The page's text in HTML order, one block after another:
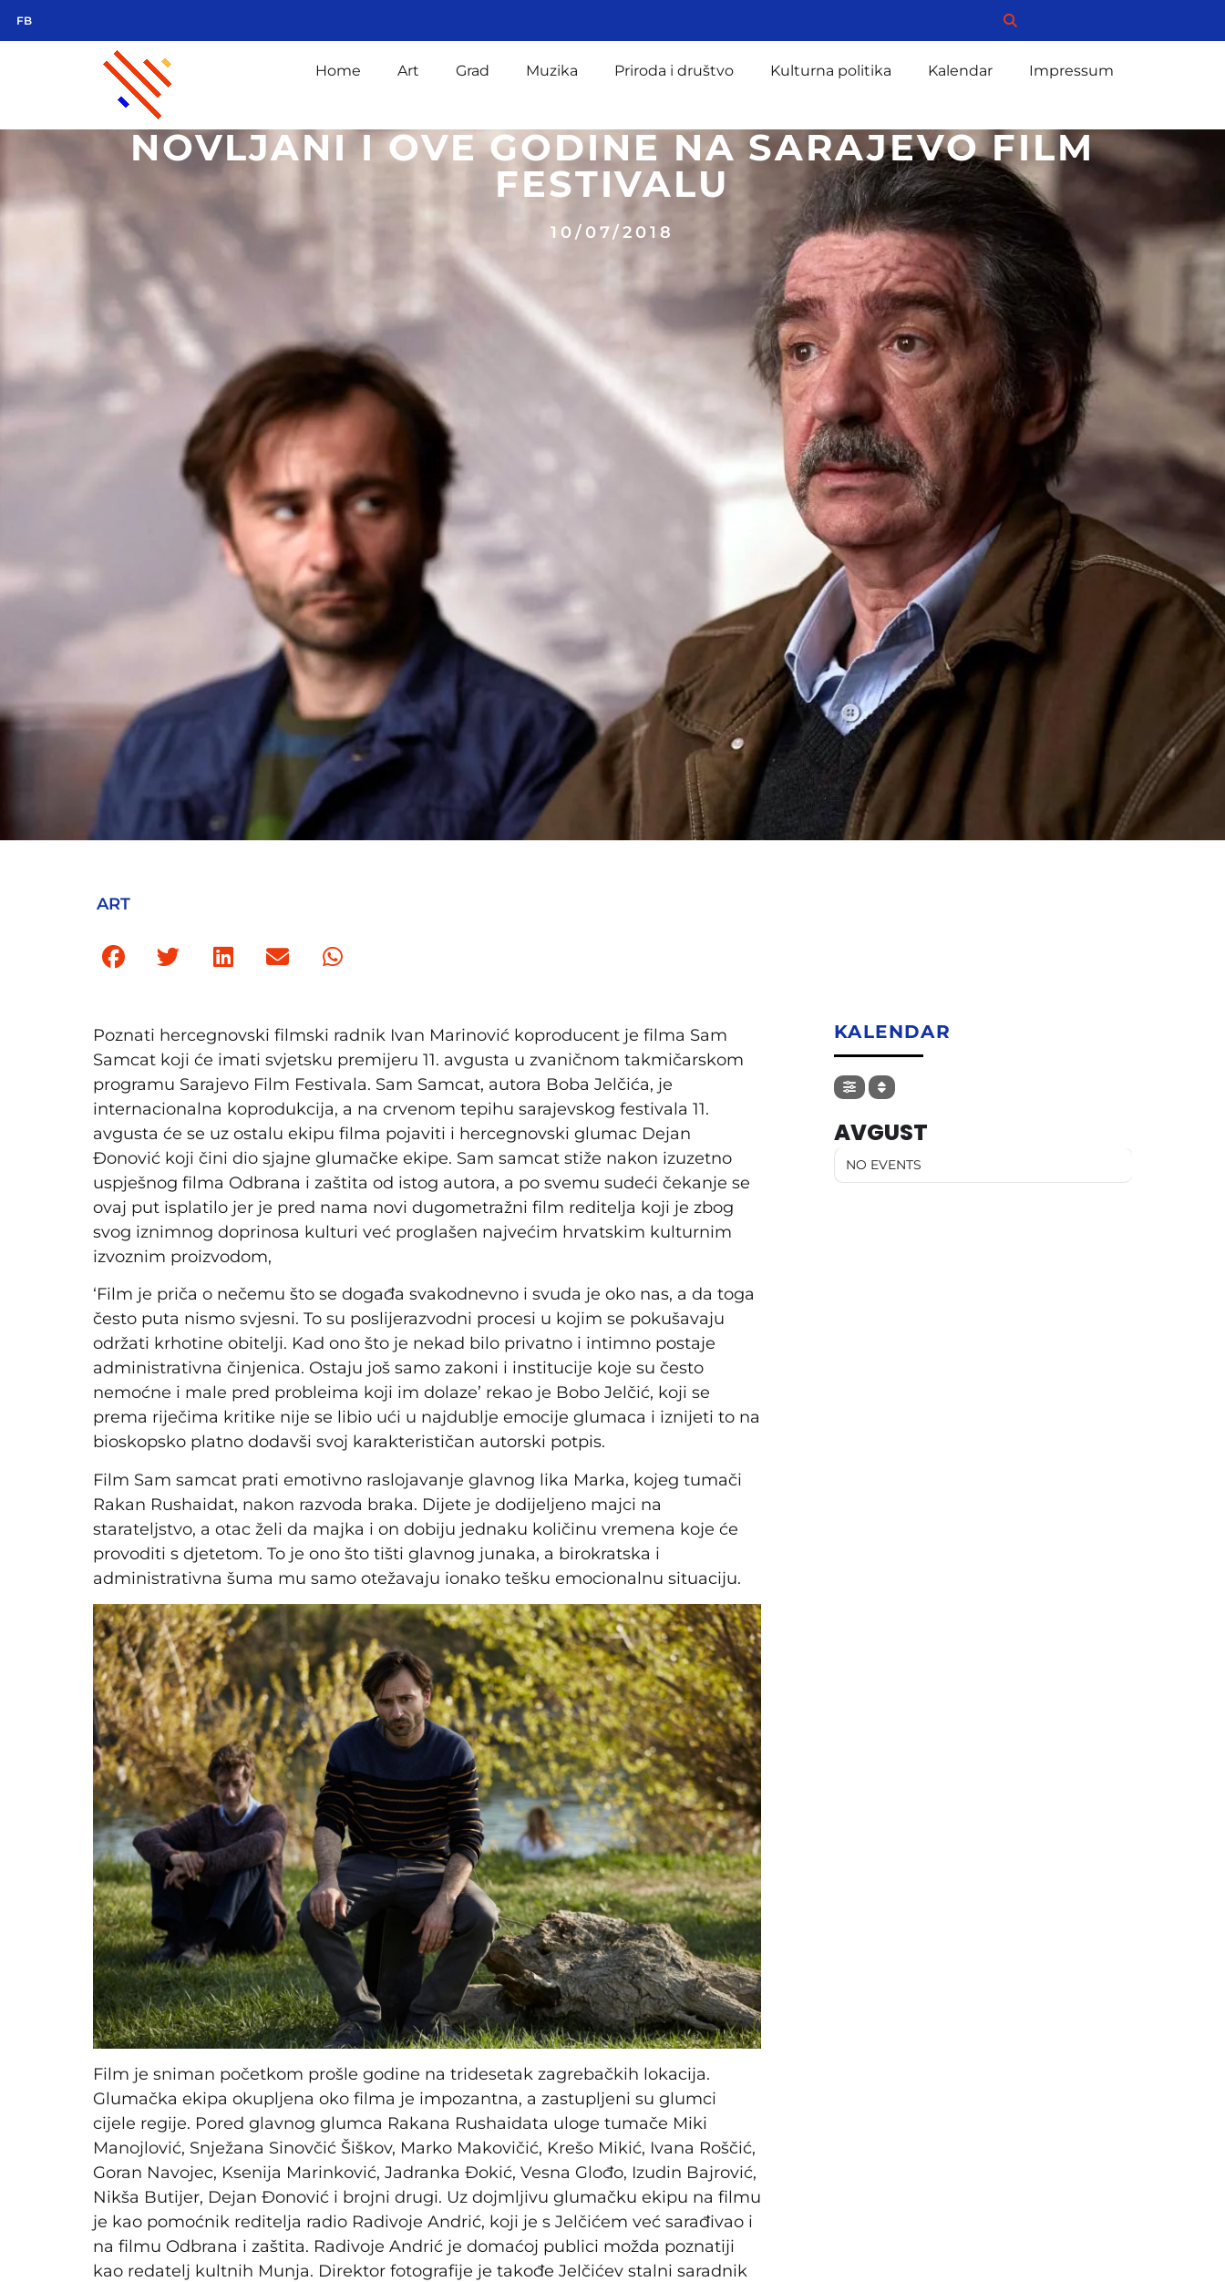
FB
Home Art Grad Muzika Priroda i društvo Kulturna politika Kalendar Impressum
NOVLJANI I OVE GODINE NA SARAJEVO FILM
FESTIVALU
10/07/2018
ART
Poznati hercegnovski filmski radnik Ivan Marinović koproducent je filma Sam
Samcat koji će imati svjetsku premijeru 11. avgusta u zvaničnom takmičarskom
programu Sarajevo Film Festivala. Sam Samcat, autora Boba Jelčića, je
internacionalna koprodukcija, a na crvenom tepihu sarajevskog festivala 11.
avgusta će se uz ostalu ekipu filma pojaviti i hercegnovski glumac Dejan
Đonović koji čini dio sjajne glumačke ekipe. Sam samcat stiže nakon izuzetno
uspješnog filma Odbrana i zaštita od istog autora, a po svemu sudeći čekanje se
ovaj put isplatilo jer je pred nama novi dugometražni film reditelja koji je zbog
svog iznimnog doprinosa kulturi već proglašen najvećim hrvatskim kulturnim
izvoznim proizvodom,
‘Film je priča o nečemu što se događa svakodnevno i svuda je oko nas, a da toga
često puta nismo svjesni. To su poslijerazvodni procesi u kojim se pokušavaju
održati krhotine obitelji. Kad ono što je nekad bilo privatno i intimno postaje
administrativna činjenica. Ostaju još samo zakoni i institucije koje su često
nemoćne i male pred probleima koji im dolaze’ rekao je Bobo Jelčić, koji se
prema riječima kritike nije se libio ući u najdublje emocije glumaca i iznijeti to na
bioskopsko platno dodavši svoj karakterističan autorski potpis.
Film Sam samcat prati emotivno raslojavanje glavnog lika Marka, kojeg tumači
Rakan Rushaidat, nakon razvoda braka. Dijete je dodijeljeno majci na
starateljstvo, a otac želi da majka i on dobiju jednaku količinu vremena koje će
provoditi s djetetom. To je ono što tišti glavnog junaka, a birokratska i
administrativna šuma mu samo otežavaju ionako tešku emocionalnu situaciju.
Film je sniman početkom prošle godine na tridesetak zagrebačkih lokacija.
Glumačka ekipa okupljena oko filma je impozantna, a zastupljeni su glumci
cijele regije. Pored glavnog glumca Rakana Rushaidata uloge tumače Miki
Manojlović, Snježana Sinovčić Šiškov, Marko Makovičić, Krešo Mikić, Ivana Roščić,
Goran Navojec, Ksenija Marinković, Jadranka Đokić, Vesna Glođo, Izudin Bajrović,
Nikša Butijer, Dejan Đonović i brojni drugi. Uz dojmljivu glumačku ekipu na filmu
je kao pomoćnik reditelja radio Radivoje Andrić, koji je s Jelčićem već sarađivao i
na filmu Odbrana i zaštita. Radivoje Andrić je domaćoj publici možda poznatiji
kao redatelj kultnih Munja. Direktor fotografije je takođe Jelčićev stalni saradnik
KALENDAR
AVGUST
NO EVENTS